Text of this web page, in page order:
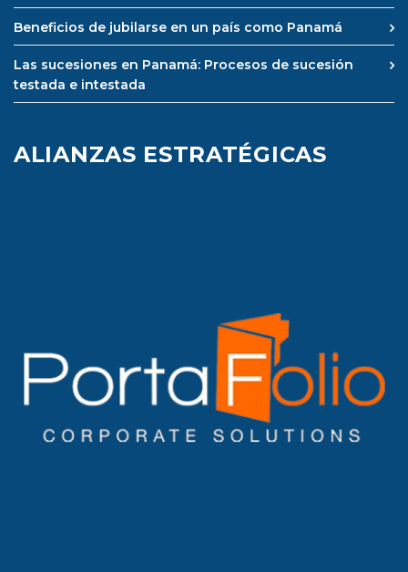
Beneficios de jubilarse en un país como Panamá
Las sucesiones en Panamá: Procesos de sucesión
testada e intestada
ALIANZAS ESTRATÉGICAS